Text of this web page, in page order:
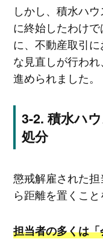
しかし、積水ハ
に終始したわけ
に、不動産取引
な見直しが行わ
進められました。
積水ハ
処分
懲戒解雇された
ら距離を置くこと
担当者の多くは